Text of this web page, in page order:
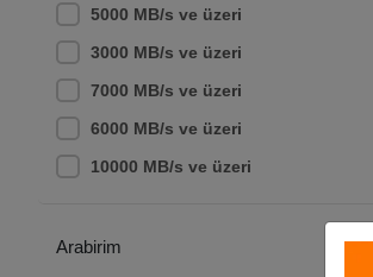
5000 MB/s ve üzeri
3000 MB/s ve üzeri
7000 MB/s ve üzeri
6000 MB/s ve üzeri
10000 MB/s ve üzeri
Arabirim